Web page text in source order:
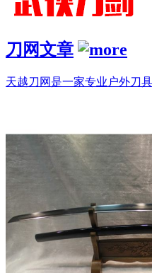
刀网文章
天越刀网是一家专业户外刀